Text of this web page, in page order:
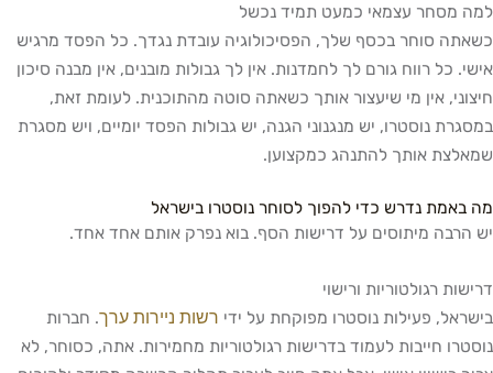
למה מסחר עצמאי כמעט תמיד נכשל
כשאתה סוחר בכסף שלך, הפסיכולוגיה עובדת נגדך. כל הפסד מרגיש
אישי. כל רווח גורם לך לחמדנות. אין לך גבולות מובנים, אין מבנה סיכון
חיצוני, אין מי שיעצור אותך כשאתה סוטה מהתוכנית. לעומת זאת,
במסגרת נוסטרו, יש מנגנוני הגנה, יש גבולות הפסד יומיים, ויש מסגרת
שמאלצת אותך להתנהג כמקצוען.
מה באמת נדרש כדי להפוך לסוחר נוסטרו בישראל
יש הרבה מיתוסים על דרישות הסף. בוא נפרק אותם אחד אחד.
דרישות רגולטוריות ורישוי
בישראל, פעילות נוסטרו מפוקחת על ידי רשות ניירות ערך. חברות
נוסטרו חייבות לעמוד בדרישות רגולטוריות מחמירות. אתה, כסוחר, לא